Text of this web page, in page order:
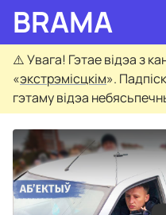
BRAMA
⚠️Увага! Гэтае відэа з
«экстрэмісцкім».
гэтаму відэа